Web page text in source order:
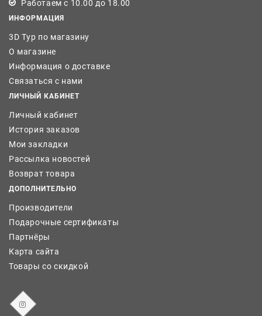
Работаем с 10.00 до 18.00
ИНФОРМАЦИЯ
3D Тур по магазину
О магазине
Информация о доставке
Связаться с нами
ЛИЧНЫЙ КАБИНЕТ
Личный кабинет
История заказов
Мои закладки
Рассылка новостей
Возврат товара
ДОПОЛНИТЕЛЬНО
Производители
Подарочные сертификаты
Партнёры
Карта сайта
Товары со скидкой